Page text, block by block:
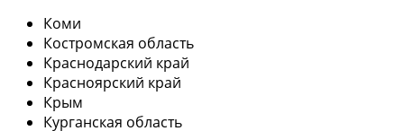
Коми
Костромская область
Краснодарский край
Красноярский край
Крым
Курганская область